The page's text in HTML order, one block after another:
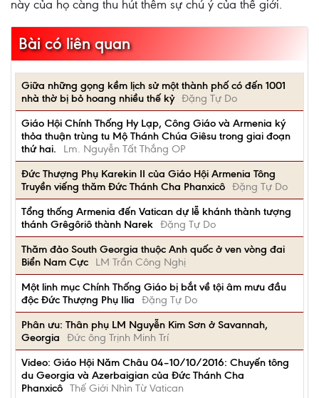
này của họ càng thu hút thêm sự chú ý của thế giới.
Bài có liên quan
Giữa những gọng kềm lịch sử một thành phố có đến 1001
nhà thờ bị bỏ hoang nhiều thế kỷ Đặng Tự Do
Giáo Hội Chính Thống Hy Lạp, Công Giáo và Armenia ký
thỏa thuận trùng tu Mộ Thánh Chúa Giêsu trong giai đoạn
thứ hai.
Lm. Nguyễn Tất Thắng OP
Đức Thượng Phụ Karekin II của Giáo Hội Armenia Tông
Truyền viếng thăm Đức Thánh Cha Phanxicô Đặng Tự Do
Tổng thống Armenia đến Vatican dự lễ khánh thành tượng
thánh Grêgôriô thành Narek Đặng Tự Do
Thăm đảo South Georgia thuộc Anh quốc ở ven vòng đai
Biển Nam Cực
LM Trần Công Nghị
Một linh mục Chính Thống Giáo bị bắt về tội âm mưu đầu
độc Đức Thượng Phụ Ilia
Đặng Tự Do
Phân ưu: Thân phụ LM Nguyễn Kim Sơn ở Savannah,
Georgia
Đức ông Trịnh Minh Trí
Video: Giáo Hội Năm Châu 04–10/10/2016: Chuyến tông
du Georgia và Azerbaigian của Đức Thánh Cha
Phanxicô Thế Giới Nhìn Từ Vatican